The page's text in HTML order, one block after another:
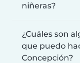
niñeras?
¿Cuáles son
que puedo
Concepción?